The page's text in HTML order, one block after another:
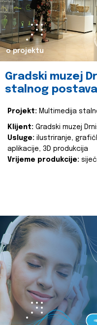
o projektu
Gradski muzej
stalnog postava
Projekt: Multimedija
Klijent: Gradski muzej
Usluge: ilustriranje,
aplikacije, 3D produkcija
Vrijeme produkcije: